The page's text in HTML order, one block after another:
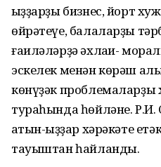
ҡыҙҙарҙы бизнес, йорт
өйрәтеүе, балаларҙы
ғаиләләрҙә әхлаҡи-
эскелек менән көрәш
көнүҙәк
тураһында һөйләне. Р.И.
ҡатын-ҡыҙҙар хәрәкәте
тауыштан һайланды.